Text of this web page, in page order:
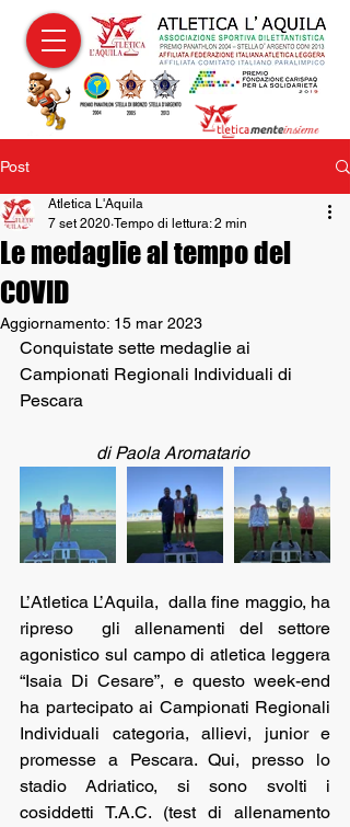
Post
Le medaglie al tempo del
COVID
Atletica L'Aquila
7 set 2020 Tempo di lettura: 2 min
Aggiornamento: 15 mar 2023
Conquistate sette medaglie ai
Campionati Regionali Individuali di
Pescara
di Paola Aromatario
L’Atletica L’Aquila,  dalla fine maggio, ha
ripreso  gli allenamenti del settore
agonistico sul campo di atletica leggera
“Isaia Di Cesare”, e questo week-end
ha partecipato ai Campionati Regionali
Individuali categoria, allievi, junior e
promesse a Pescara. Qui, presso lo
stadio Adriatico, si sono svolti i
cosiddetti T.A.C. (test di allenamento